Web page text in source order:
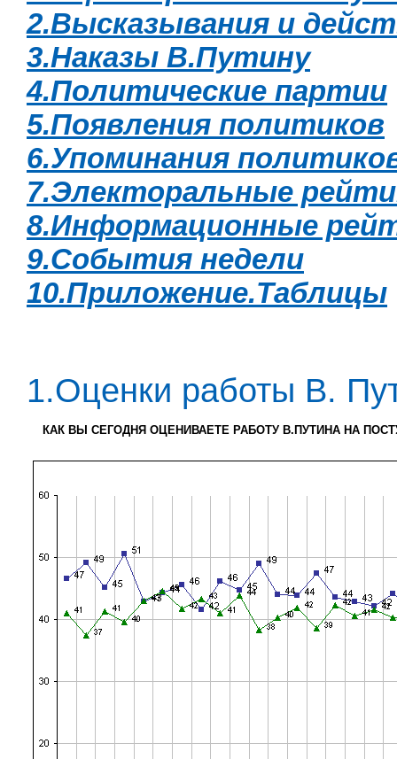
2.Высказывания и
3.Наказы В.Путину
4.Политические партии
5.Появления политиков
6.Упоминания
7.Электоральные
8.Информационные
9.События недели
10.Приложение.Таблицы
1.Оценки работы В.
КАК ВЫ СЕГОДНЯ ОЦЕНИВАЕТЕ РАБОТУ В.ПУТИНА НА